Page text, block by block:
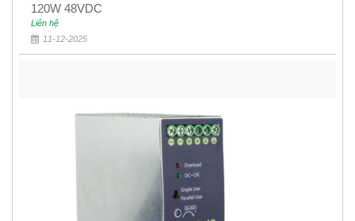
120W 48VDC
Liên hệ
11-12-2025